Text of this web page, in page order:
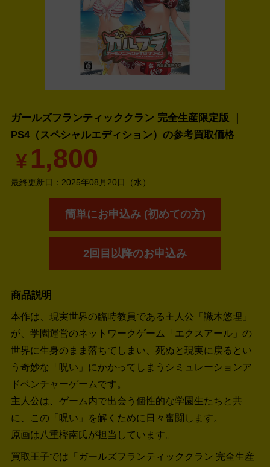
ガールズフランティッククラン 完全生産限定版 ｜
PS4（スペシャルエディション）の参考買取価格
¥ 1,800
最終更新日： 2025年08月20日（水）
簡単にお申込み (初めての方)
2回目以降のお申込み
商品説明
本作は、現実世界の臨時教員である主人公「識木悠理」
が、学園運営のネットワークゲーム「エクスアール」の
世界に生身のまま落ちてしまい、死ぬと現実に戻るとい
う奇妙な「呪い」にかかってしまうシミュレーションア
ドベンチャーゲームです。
主人公は、ゲーム内で出会う個性的な学園生たちと共
に、この「呪い」を解くために日々奮闘します。
原画は八重樫南氏が担当しています。
買取王子では「ガールズフランティッククラン 完全生産